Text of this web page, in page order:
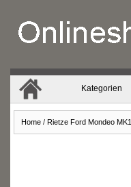
Kategorien
Home / Rietze Ford Mondeo